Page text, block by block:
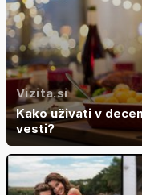
Vizita.si
Kako uživati v
vesti?